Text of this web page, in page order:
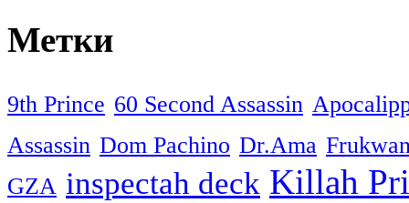
Метки
9th Prince 60 Second Assassin
Assassin Dom Pachino Dr.Ama
GZA inspectah deck Killah